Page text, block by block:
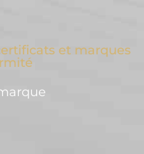
et marques